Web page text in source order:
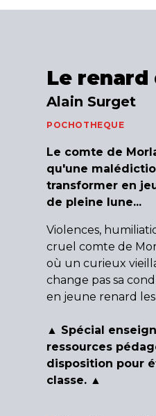
Le
Alain Surget
POCHOTHEQUE
Le comte de
qu'une
transformer en
de pleine lune...
Violences,
cruel comte de
où un curieux
change pas sa
en jeune renard
▲ Spécial
ressources
disposition pour
classe. ▲